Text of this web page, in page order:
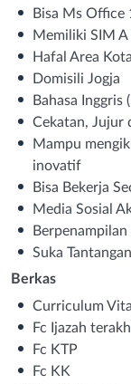
Bisa Ms Office
Memiliki SIM A
Hafal Area
Domisili Jogja
Bahasa Inggris
Cekatan, Jujur
Mampu
inovatif
Bisa Bekerja
Media Sosial
Suka Tantangan
Berkas
Curriculum
Fc Ijazah
Fc KTP
Fc KK